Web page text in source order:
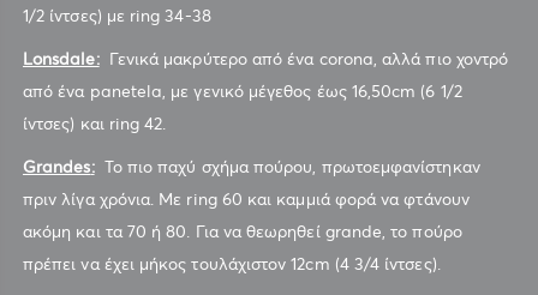
1/2 ίντσες) με ring 34-38
Lonsdale: Γενικά μακρύτερο από ένα corona, αλλά πιο χοντρό
από ένα panetela, με γενικό μέγεθος έως 16,50cm (6 1/2
ίντσες) και ring 42.
Grandes: Το πιο παχύ σχήμα πούρου, πρωτοεμφανίστηκαν
πριν λίγα χρόνια. Με ring 60 και καμμιά φορά να φτάνουν
ακόμη και τα 70 ή 80. Για να θεωρηθεί grande, το πούρο
πρέπει να έχει μήκος τουλάχιστον 12cm (4 3/4 ίντσες).